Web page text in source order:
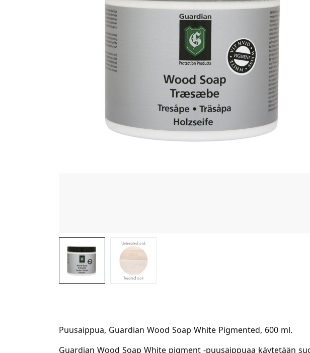
Puusaippua, Guardian Wood Soap White Pigmented, 600 ml.
Guardian Wood Soap White pigment -puusaippuaa käytetään